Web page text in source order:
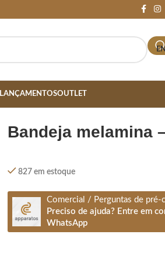
LANÇAMENTOSOUTLET
bandeja melamina
827 em estoque
Comercial / Perguntas de pré-
Preciso de ajuda? Entre em
WhatsApp